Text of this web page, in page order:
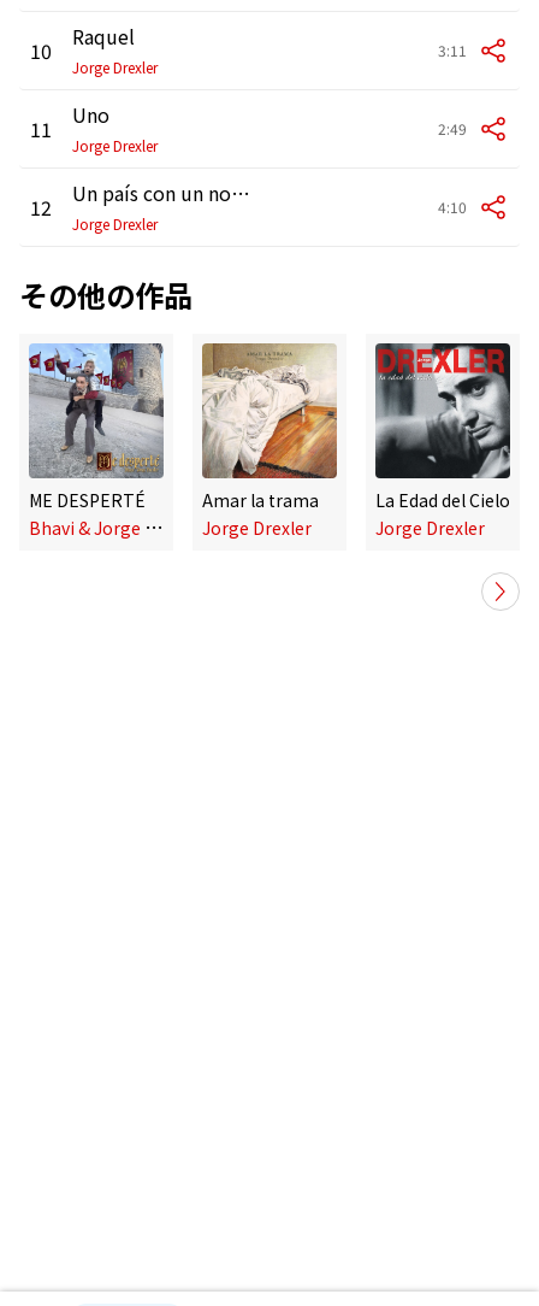
10 Raquel
Jorge Drexler
3:11
11 Uno
Jorge Drexler
2:49
12 Un país con un nombre de río
Jorge Drexler
4:10
その他の作品
ME DESPERTÉ
B
havi & Jorge Drexler
Amar la trama
Jorge Drexler
La Edad del Cielo
Jorge Drexler